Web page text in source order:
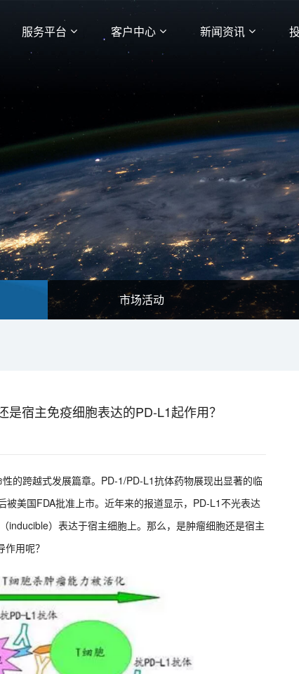
服务平台 客户中心 新闻资讯
市场活动
宿主免疫细胞表达的PD-L1起作用？
的跨越式发展篇章。PD-1/PD-L1抗体药物展现出显著的临
美国FDA批准上市。近年来的报道显示，PD-L1不光表达
inducible）表达于宿主细胞上。那么，是肿瘤细胞还是宿主
用呢？